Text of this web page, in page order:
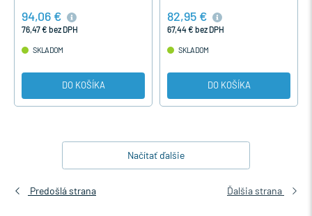
excentrickým nastavením a
bezúdržbovým ložiskom. Je
94,06 €
76,47 € bez DPH
SKLADOM
DO KOŠÍKA
excentrickým nastavením a
bezúdržbovým ložiskom. Je
82,95 €
67,44 € bez DPH
SKLADOM
DO KOŠÍKA
Načítať ďalšie
Predošlá strana Ďalšia strana